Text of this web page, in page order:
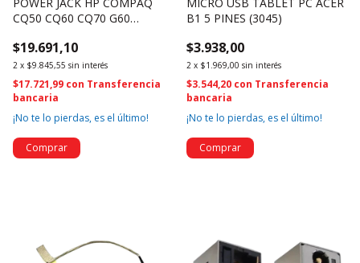
CQ50 CQ60 CQ70 G60
$19.691,10
2 x $9.845,55 sin interés
$17.721,99 con Transferencia
bancaria
¡No te lo pierdas, es el último!
B1 5 PINES (3045)
$3.938,00
2 x $1.969,00 sin interés
$3.544,20 con Transferencia
bancaria
¡No te lo pierdas, es el último!